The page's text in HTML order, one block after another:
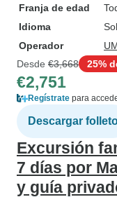
Franja de edad
Idioma
Operador
Desde €3,668 25%
€2,751
Regístrate para
Descargar
Excursión
7 días por
y guía